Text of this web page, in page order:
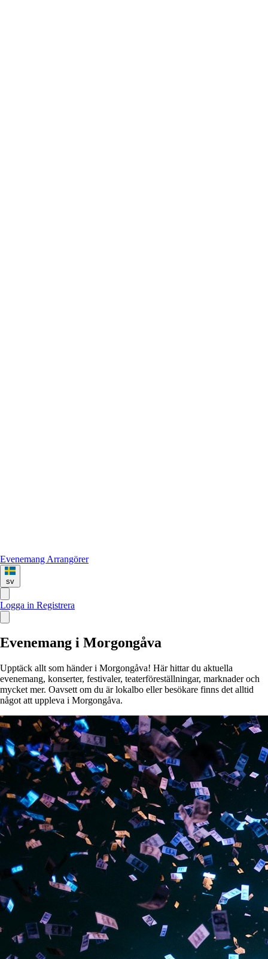
Evenemang Arrangörer
sv
Logga in Registrera
Evenemang i Morgongåva
Upptäck allt som händer i Morgongåva! Här hittar du aktuella
evenemang, konserter, festivaler, teaterföreställningar, marknader och
mycket mer. Oavsett om du är lokalbo eller besökare finns det alltid
något att uppleva i Morgongåva.